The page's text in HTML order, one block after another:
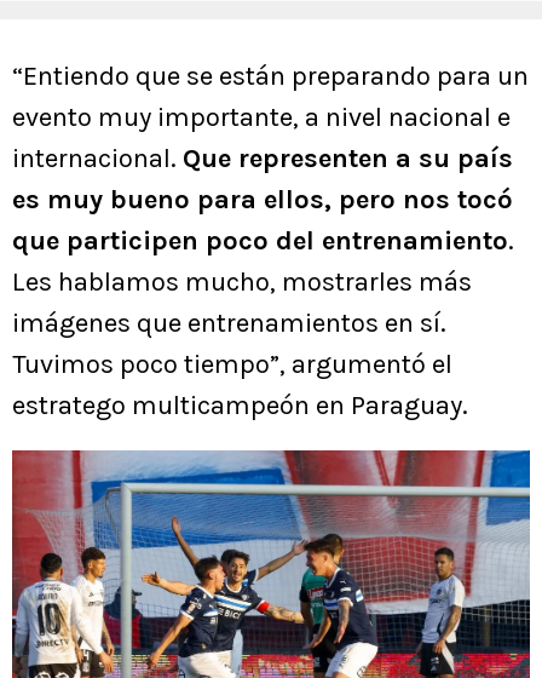
“Entiendo que se están preparando para un
evento muy importante, a nivel nacional e
internacional. Que representen a su país
es muy bueno para ellos, pero nos tocó
que participen poco del entrenamiento.
Les hablamos mucho, mostrarles más
imágenes que entrenamientos en sí.
Tuvimos poco tiempo”, argumentó el
estratego multicampeón en Paraguay.